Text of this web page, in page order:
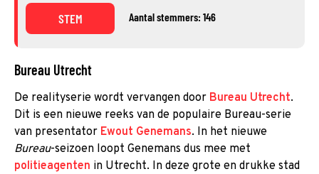
STEM Aantal stemmers: 146
Bureau Utrecht
De realityserie wordt vervangen door Bureau Utrecht.
Dit is een nieuwe reeks van de populaire Bureau-serie
van presentator Ewout Genemans. In het nieuwe
Bureau-seizoen loopt Genemans dus mee met
politieagenten in Utrecht. In deze grote en drukke stad